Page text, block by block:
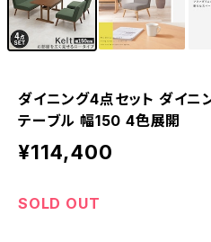
ダイニング4点セット ダイニ
テーブル 幅150 4色展開
¥114,400
SOLD OUT